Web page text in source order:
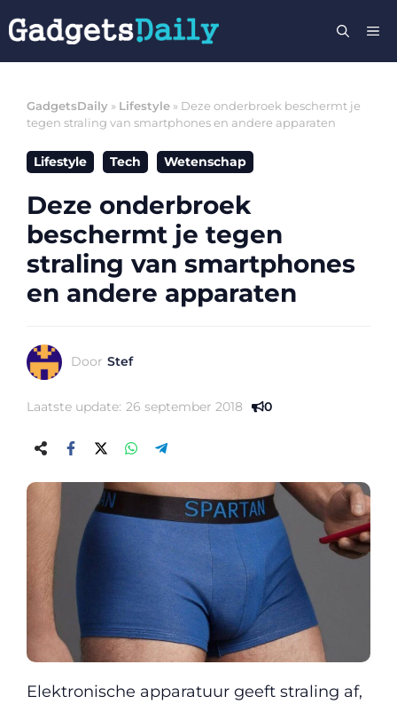
naar
de
GadgetsDaily » Lifestyle » Deze onderbroek beschermt je
tegen straling van smartphones en andere apparaten
Lifestyle Tech Wetenschap
Deze onderbroek
beschermt je tegen
straling van smartphones
en andere apparaten
Door Stef
Laatste update: 26 september 2018 0
Elektronische apparatuur geeft straling af,